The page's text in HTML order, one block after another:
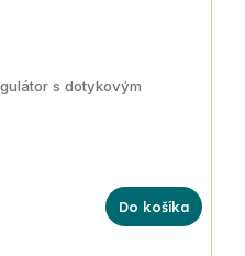
Do košíka
s dotykovým